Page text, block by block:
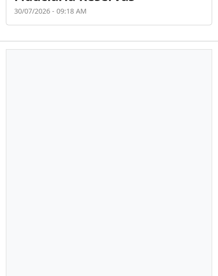
30/07/2026 - 09:18 AM